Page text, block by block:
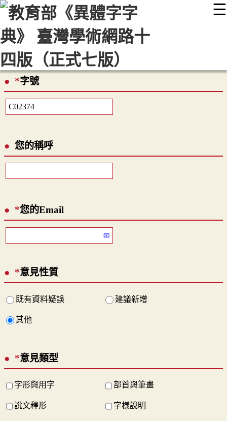
☰
::: 最新消息 常見問題 編輯說明
顯示模式
網站導覽
*字號
您的稱呼
*您的Email
*意見性質
既有資料疑誤 建議新增
其他
*意見類型
字形與用字 部首與筆畫
說文釋形 字樣說明